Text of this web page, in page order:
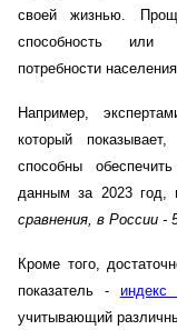
своей жизнью.
способность или
потребности
Например,
который
способны
данным за 2023 год,
сравнения, в России -
Кроме того,
показатель - индекс
учитывающий